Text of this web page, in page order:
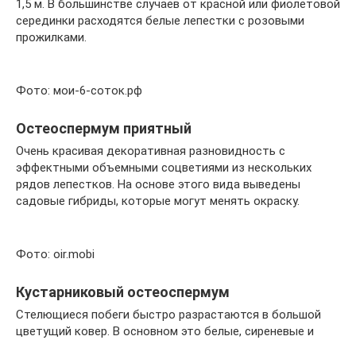
1,5 м. В большинстве случаев от красной или фиолетовой
серединки расходятся белые лепестки с розовыми
прожилками.
Фото: мои-6-соток.рф
Остеоспермум приятный
Очень красивая декоративная разновидность с
эффектными объемными соцветиями из нескольких
рядов лепестков. На основе этого вида выведены
садовые гибриды, которые могут менять окраску.
Фото: oir.mobi
Кустарниковый остеоспермум
Стелющиеся побеги быстро разрастаются в большой
цветущий ковер. В основном это белые, сиреневые и